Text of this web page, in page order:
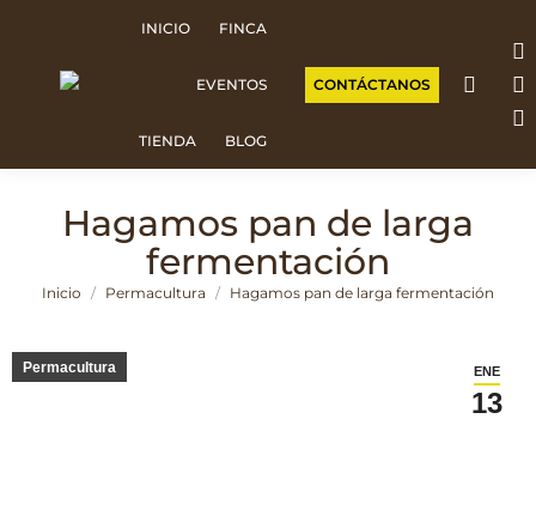
INICIO FINCA
EVENTOS
TIENDA BLOG
CONTÁCTANOS
in
Hagamos pan de larga
fermentación
Estás aquí:
Inicio Permacultura Hagamos pan de larga fermentación
ENE
13
Permacultura